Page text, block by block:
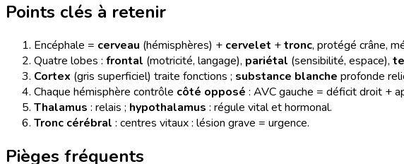
Points clés à retenir
Encéphale = cerveau (hémisphères) + cervelet +tronc, protégé crâne,
Quatre lobes : frontal (motricité, langage), pariétal (sensibilité, espace),
Cortex (gris superficiel) traite fonctions ; substance blanche profonde
Chaque hémisphère contrôle côté opposé : AVC gauche = déficit droit +
Thalamus : relais ; hypothalamus : régule vital et hormonal.
Tronc cérébral : centres vitaux : lésion grave = urgence.
Pièges fréquents